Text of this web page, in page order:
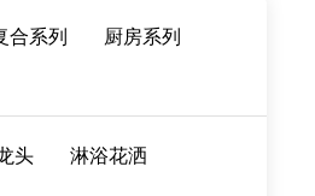
合系列
厨房系列
头 淋浴花洒